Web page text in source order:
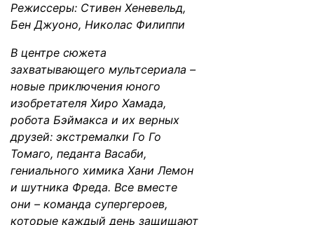
Режиссеры: Стивен Хеневельд,
Бен Джуоно, Николас Филиппи
В центре сюжета
захватывающего мультсериала –
новые приключения юного
изобретателя Хиро Хамада,
робота Бэймакса и их верных
друзей: экстремалки Го Го
Томаго, педанта Васаби,
гениального химика Хани Лемон
и шутника Фреда. Все вместе
они – команда супергероев,
которые каждый день защищают